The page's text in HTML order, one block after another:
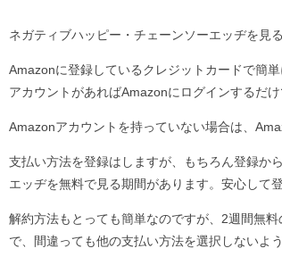
ネガティブハッピー・チェーンソーエッヂを見
Amazonに登録しているクレジットカードで簡
アカウントがあればAmazonにログインするだけ
Amazonアカウントを持っていない場合は、
支払い方法を登録はしますが、もちろん登録か
エッヂを無料で見る期間があります。安心して
解約方法もとっても簡単なのですが、2週間無
で、間違っても他の支払い方法を選択しないよ